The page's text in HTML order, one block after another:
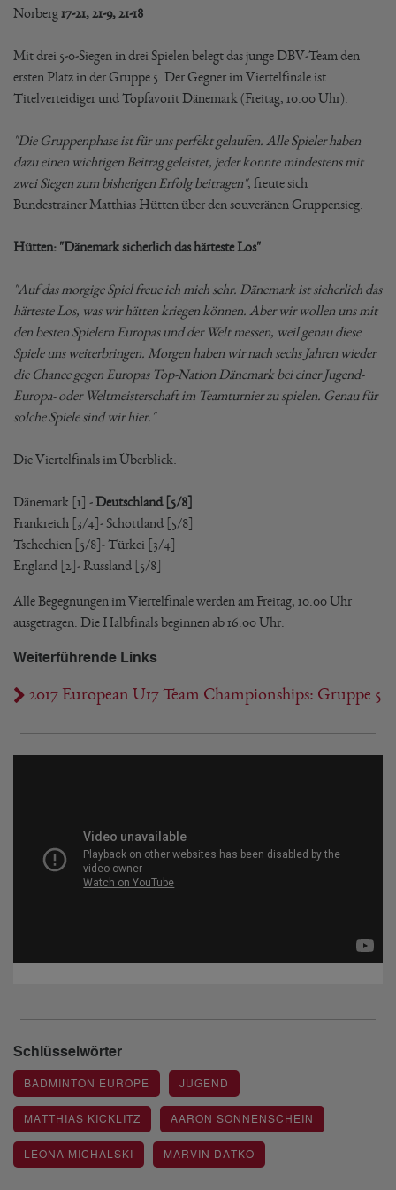
Norberg17-21, 21-9, 21-18
Mit drei 5-0-Siegen in drei Spielen belegt das junge DBV-Team den
ersten Platz in der Gruppe 5. Der Gegner im Viertelfinale ist
Titelverteidiger und Topfavorit Dänemark (Freitag, 10.00 Uhr).
"Die Gruppenphase ist für uns perfekt gelaufen. Alle Spieler haben
dazu einen wichtigen Beitrag geleistet, jeder konnte mindestens mit
zwei Siegen zum bisherigen Erfolg beitragen", freute sich
Bundestrainer Matthias Hütten über den souveränen Gruppensieg.
Hütten: "Dänemark sicherlich das härteste Los"
"Auf das morgige Spiel freue ich mich sehr. Dänemark ist sicherlich das
härteste Los, was wir hätten kriegen können. Aber wir wollen uns mit
den besten Spielern Europas und der Welt messen, weil genau diese
Spiele uns weiterbringen. Morgen haben wir nach sechs Jahren wieder
die Chance gegen Europas Top-Nation Dänemark bei einer Jugend-
Europa- oder Weltmeisterschaft im Teamturnier zu spielen. Genau für
solche Spiele sind wir hier."
Die Viertelfinals im Überblick:
Dänemark [1] - Deutschland [5/8]
Frankreich [3/4]- Schottland [5/8]
Tschechien [5/8]- Türkei [3/4]
England [2]- Russland [5/8]
Alle Begegnungen im Viertelfinale werden am Freitag, 10.00 Uhr
ausgetragen. Die Halbfinals beginnen ab 16.00 Uhr.
Weiterführende Links
2017 European U17 Team Championships: Gruppe 5
Schlüsselwörter
BADMINTON EUROPE JUGEND
MATTHIAS KICKLITZ AARON SONNENSCHEIN
LEONA MICHALSKI MARVIN DATKO